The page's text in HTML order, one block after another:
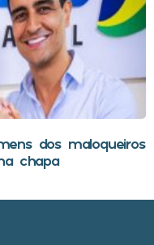
dos maloqueiros
chapa